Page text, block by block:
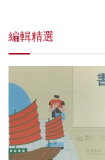
編輯精選